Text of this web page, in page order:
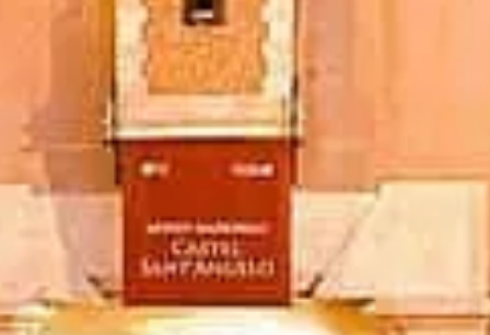
Castel Sant'Angelo Róma
Független, gyakorlati információk a látogatáshoz — jegyek,
nyitvatartás, történelem és okos tippek.
©2026 Ez a webhely független, és nem áll kapcsolatban a múzeum
hivatalos igazgatásával.
A(z) castelsantangelo.org weboldal egy független információs
platform, amely a(z) Castel Sant'Angelo bemutatásának szenteli
Minden bejegyzett márka vagy védjegy a megfelelő tulajdonos
tulajdona. A jegyekkel kapcsolatos kérdésekben kérjük, forduljon
közvetlenül a jegyértékesítőkhöz.
Kapcsolatfelvétel